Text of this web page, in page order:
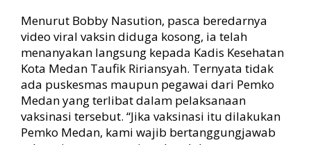
i
d
k
T
e
r
l
Menurut Bobby Nasution, pasca beredarnya
video viral vaksin diduga kosong, ia telah
menanyakan langsung kepada Kadis Kesehatan
Kota Medan Taufik Ririansyah. Ternyata tidak
ada puskesmas maupun pegawai dari Pemko
Medan yang terlibat dalam pelaksanaan
vaksinasi tersebut. “Jika vaksinasi itu dilakukan
Pemko Medan, kami wajib bertanggungjawab